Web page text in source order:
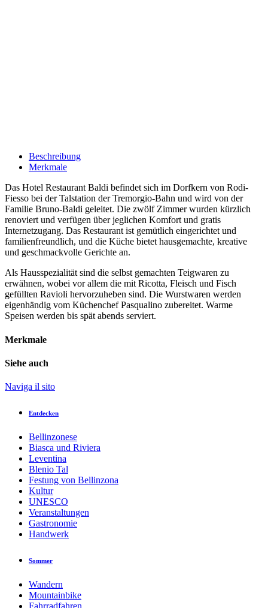
Beschreibung
Merkmale
Das Hotel Restaurant Baldi befindet sich im Dorfkern von Rodi-
Fiesso bei der Talstation der Tremorgio-Bahn und wird von der
Familie Bruno-Baldi geleitet. Die zwölf Zimmer wurden kürzlich
renoviert und verfügen über jeglichen Komfort und gratis
Internetzugang. Das Restaurant ist gemütlich eingerichtet und
familienfreundlich, und die Küche bietet hausgemachte, kreative
und geschmackvolle Gerichte an.
Als Hausspezialität sind die selbst gemachten Teigwaren zu
erwähnen, wobei vor allem die mit Ricotta, Fleisch und Fisch
gefüllten Ravioli hervorzuheben sind. Die Wurstwaren werden
eigenhändig vom Küchenchef Pasqualino zubereitet. Warme
Speisen werden bis spät abends serviert.
Merkmale
Siehe auch
Naviga il sito
Entdecken
Bellinzonese
Biasca und Riviera
Leventina
Blenio Tal
Festung von Bellinzona
Kultur
UNESCO
Veranstaltungen
Gastronomie
Handwerk
Sommer
Wandern
Mountainbike